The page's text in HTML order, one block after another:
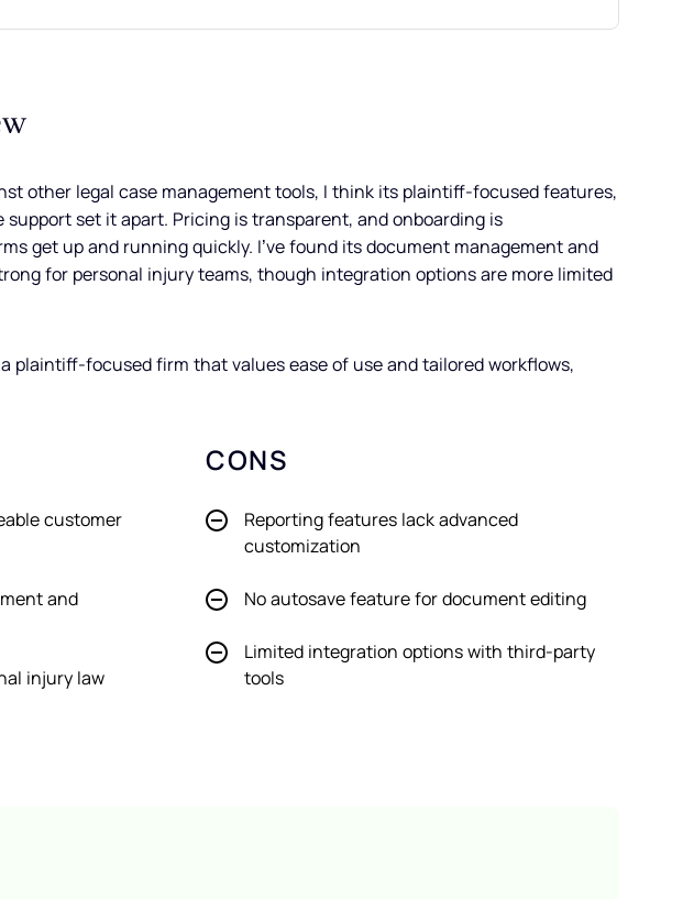
other legal case management tools, I think its plaintiff-focused features,
set it apart. Pricing is transparent, and onboarding is
get up and running quickly. I’ve found its document management and
for personal injury teams, though integration options are more limited
plaintiff-focused firm that values ease of use and tailored workflows,
customer
and
injury law
CONS
Reporting features lack advanced
customization
No autosave feature for document editing
Limited integration options with third-party
tools